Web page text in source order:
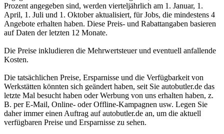
Prozent angegeben sind, werden vierteljährlich am 1. Januar, 1.
April, 1. Juli und 1. Oktober aktualisiert, für Jobs, die mindestens 4
Angebote erhalten haben. Diese Preis- und Rabattangaben basieren
auf Daten der letzten 12 Monate.
Die Preise inkludieren die Mehrwertsteuer und eventuell anfallende
Kosten.
Die tatsächlichen Preise, Ersparnisse und die Verfügbarkeit von
Werkstätten könnten sich geändert haben, seit Sie autobutler.de das
letzte Mal besucht haben oder Werbung von uns erhalten haben, z.
B. per E-Mail, Online- oder Offline-Kampagnen usw. Legen Sie
daher immer einen Auftrag auf autobutler.de an, um die aktuell
verfügbaren Preise und Ersparnisse zu sehen.